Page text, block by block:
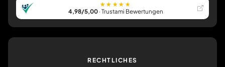
★★★★★
4,98/5,00· Trustami Bewertungen
RECHTLICHES